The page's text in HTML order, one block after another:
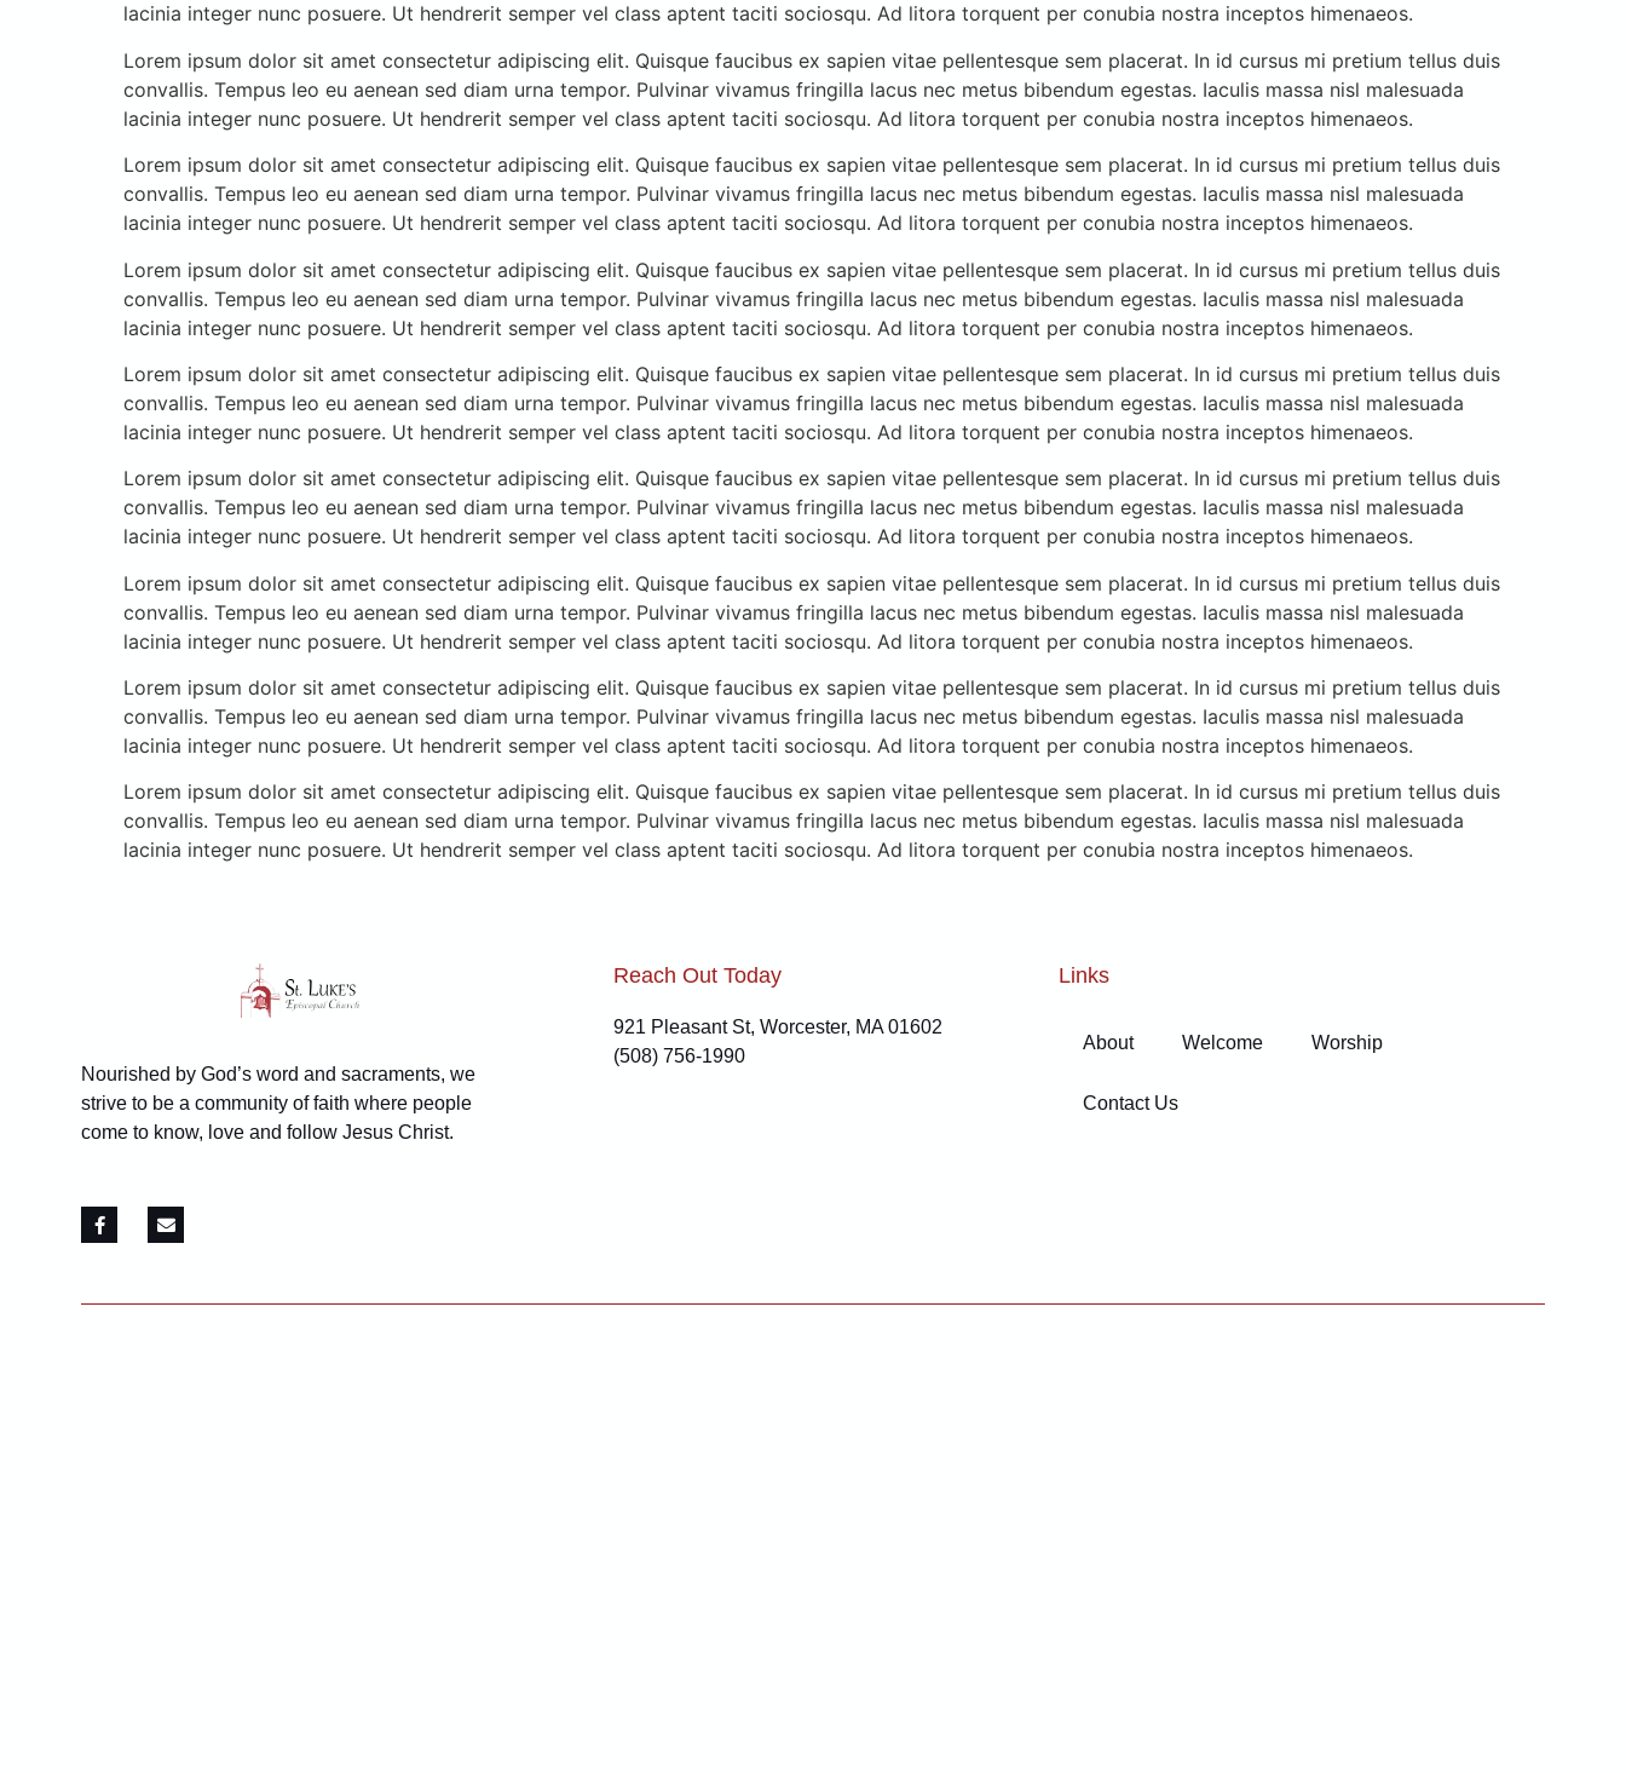
lacinia integer nunc posuere. Ut hendrerit semper vel class aptent taciti sociosqu. Ad litora torquent per conubia nostra inceptos himenaeos.
Lorem ipsum dolor sit amet consectetur adipiscing elit. Quisque faucibus ex sapien vitae pellentesque sem placerat. In id cursus mi pretium tellus duis
convallis. Tempus leo eu aenean sed diam urna tempor. Pulvinar vivamus fringilla lacus nec metus bibendum egestas. Iaculis massa nisl malesuada
lacinia integer nunc posuere. Ut hendrerit semper vel class aptent taciti sociosqu. Ad litora torquent per conubia nostra inceptos himenaeos.
Lorem ipsum dolor sit amet consectetur adipiscing elit. Quisque faucibus ex sapien vitae pellentesque sem placerat. In id cursus mi pretium tellus duis
convallis. Tempus leo eu aenean sed diam urna tempor. Pulvinar vivamus fringilla lacus nec metus bibendum egestas. Iaculis massa nisl malesuada
lacinia integer nunc posuere. Ut hendrerit semper vel class aptent taciti sociosqu. Ad litora torquent per conubia nostra inceptos himenaeos.
Lorem ipsum dolor sit amet consectetur adipiscing elit. Quisque faucibus ex sapien vitae pellentesque sem placerat. In id cursus mi pretium tellus duis
convallis. Tempus leo eu aenean sed diam urna tempor. Pulvinar vivamus fringilla lacus nec metus bibendum egestas. Iaculis massa nisl malesuada
lacinia integer nunc posuere. Ut hendrerit semper vel class aptent taciti sociosqu. Ad litora torquent per conubia nostra inceptos himenaeos.
Lorem ipsum dolor sit amet consectetur adipiscing elit. Quisque faucibus ex sapien vitae pellentesque sem placerat. In id cursus mi pretium tellus duis
convallis. Tempus leo eu aenean sed diam urna tempor. Pulvinar vivamus fringilla lacus nec metus bibendum egestas. Iaculis massa nisl malesuada
lacinia integer nunc posuere. Ut hendrerit semper vel class aptent taciti sociosqu. Ad litora torquent per conubia nostra inceptos himenaeos.
Lorem ipsum dolor sit amet consectetur adipiscing elit. Quisque faucibus ex sapien vitae pellentesque sem placerat. In id cursus mi pretium tellus duis
convallis. Tempus leo eu aenean sed diam urna tempor. Pulvinar vivamus fringilla lacus nec metus bibendum egestas. Iaculis massa nisl malesuada
lacinia integer nunc posuere. Ut hendrerit semper vel class aptent taciti sociosqu. Ad litora torquent per conubia nostra inceptos himenaeos.
Lorem ipsum dolor sit amet consectetur adipiscing elit. Quisque faucibus ex sapien vitae pellentesque sem placerat. In id cursus mi pretium tellus duis
convallis. Tempus leo eu aenean sed diam urna tempor. Pulvinar vivamus fringilla lacus nec metus bibendum egestas. Iaculis massa nisl malesuada
lacinia integer nunc posuere. Ut hendrerit semper vel class aptent taciti sociosqu. Ad litora torquent per conubia nostra inceptos himenaeos.
Lorem ipsum dolor sit amet consectetur adipiscing elit. Quisque faucibus ex sapien vitae pellentesque sem placerat. In id cursus mi pretium tellus duis
convallis. Tempus leo eu aenean sed diam urna tempor. Pulvinar vivamus fringilla lacus nec metus bibendum egestas. Iaculis massa nisl malesuada
lacinia integer nunc posuere. Ut hendrerit semper vel class aptent taciti sociosqu. Ad litora torquent per conubia nostra inceptos himenaeos.
Lorem ipsum dolor sit amet consectetur adipiscing elit. Quisque faucibus ex sapien vitae pellentesque sem placerat. In id cursus mi pretium tellus duis
convallis. Tempus leo eu aenean sed diam urna tempor. Pulvinar vivamus fringilla lacus nec metus bibendum egestas. Iaculis massa nisl malesuada
lacinia integer nunc posuere. Ut hendrerit semper vel class aptent taciti sociosqu. Ad litora torquent per conubia nostra inceptos himenaeos.
Nourished by God’s word and sacraments, we
strive to be a community of faith where people
come to know, love and follow Jesus Christ.
Reach Out Today
921 Pleasant St, Worcester, MA 01602
(508) 756-1990
Links
About Welcome Worship
Contact Us